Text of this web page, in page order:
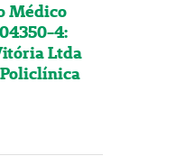
Médico
4:
Ltda
Policlínica